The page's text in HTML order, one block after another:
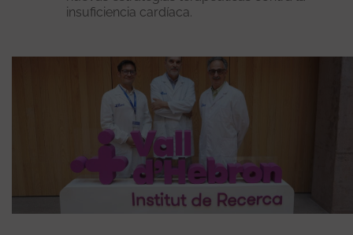
insuficiencia cardíaca.